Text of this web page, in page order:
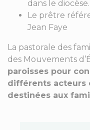
dans le diocèse.
Le prêtre
Jean Faye
La pastorale des
des Mouvements
paroisses pour
différents acteurs
destinées aux